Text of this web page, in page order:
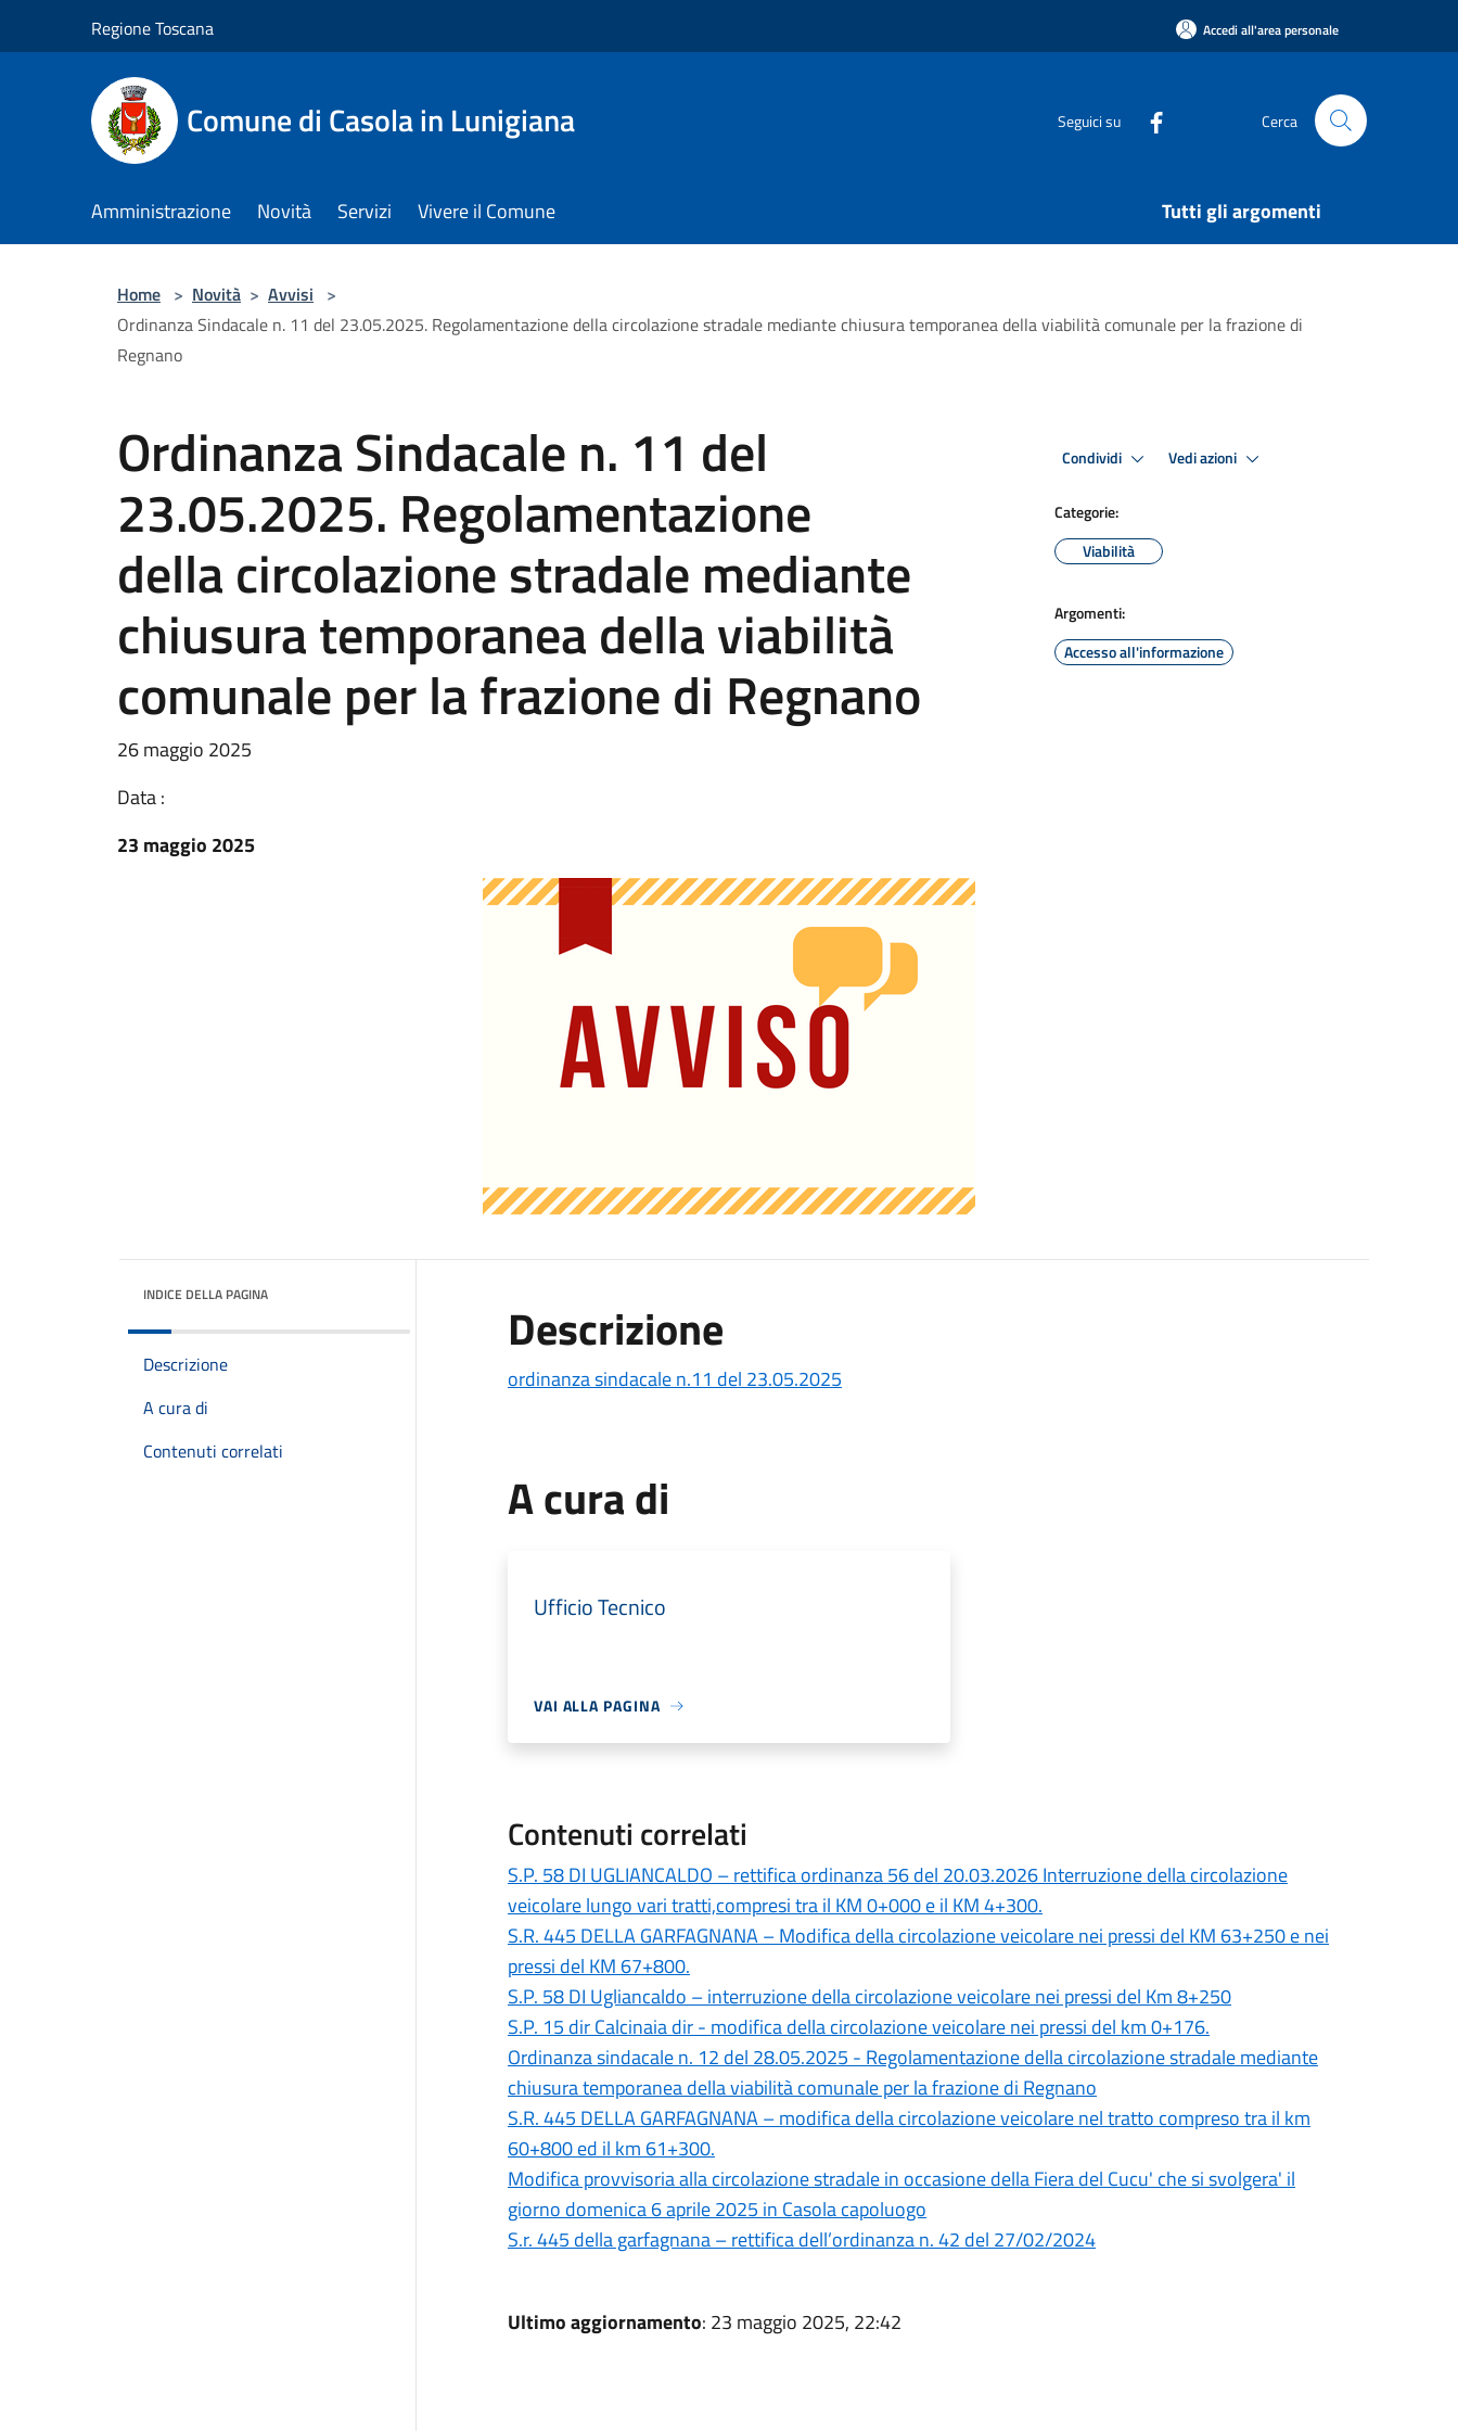
Regione Toscana Accedi all'area personale
Comune di Casola in Lunigiana Seguici su Cerca
Amministrazione Novità Servizi Vivere il Comune Tutti gli argomenti
Home > Novità > Avvisi >
Ordinanza Sindacale n. 11 del 23.05.2025. Regolamentazione della circolazione stradale mediante chiusura temporanea della viabilità comunale per la frazione di
Regnano
Ordinanza Sindacale n. 11 del
23.05.2025. Regolamentazione
della circolazione stradale mediante
chiusura temporanea della viabilità
comunale per la frazione di Regnano
26 maggio 2025
Data :
23 maggio 2025
Condividi Vedi azioni
Categorie:
Viabilità
Argomenti:
Accesso all'informazione
INDICE DELLA PAGINA
Descrizione
A cura di
Contenuti correlati
Descrizione
ordinanza sindacale n.11 del 23.05.2025
A cura di
Ufficio Tecnico
VAI ALLA PAGINA
Contenuti correlati
S.P. 58 DI UGLIANCALDO – rettifica ordinanza 56 del 20.03.2026 Interruzione della circolazione
veicolare lungo vari tratti,compresi tra il KM 0+000 e il KM 4+300.
S.R. 445 DELLA GARFAGNANA – Modifica della circolazione veicolare nei pressi del KM 63+250 e nei
pressi del KM 67+800.
S.P. 58 DI Ugliancaldo – interruzione della circolazione veicolare nei pressi del Km 8+250
S.P. 15 dir Calcinaia dir - modifica della circolazione veicolare nei pressi del km 0+176.
Ordinanza sindacale n. 12 del 28.05.2025 - Regolamentazione della circolazione stradale mediante
chiusura temporanea della viabilità comunale per la frazione di Regnano
S.R. 445 DELLA GARFAGNANA – modifica della circolazione veicolare nel tratto compreso tra il km
60+800 ed il km 61+300.
Modifica provvisoria alla circolazione stradale in occasione della Fiera del Cucu' che si svolgera' il
giorno domenica 6 aprile 2025 in Casola capoluogo
S.r. 445 della garfagnana – rettifica dell’ordinanza n. 42 del 27/02/2024
Ultimo aggiornamento: 23 maggio 2025, 22:42